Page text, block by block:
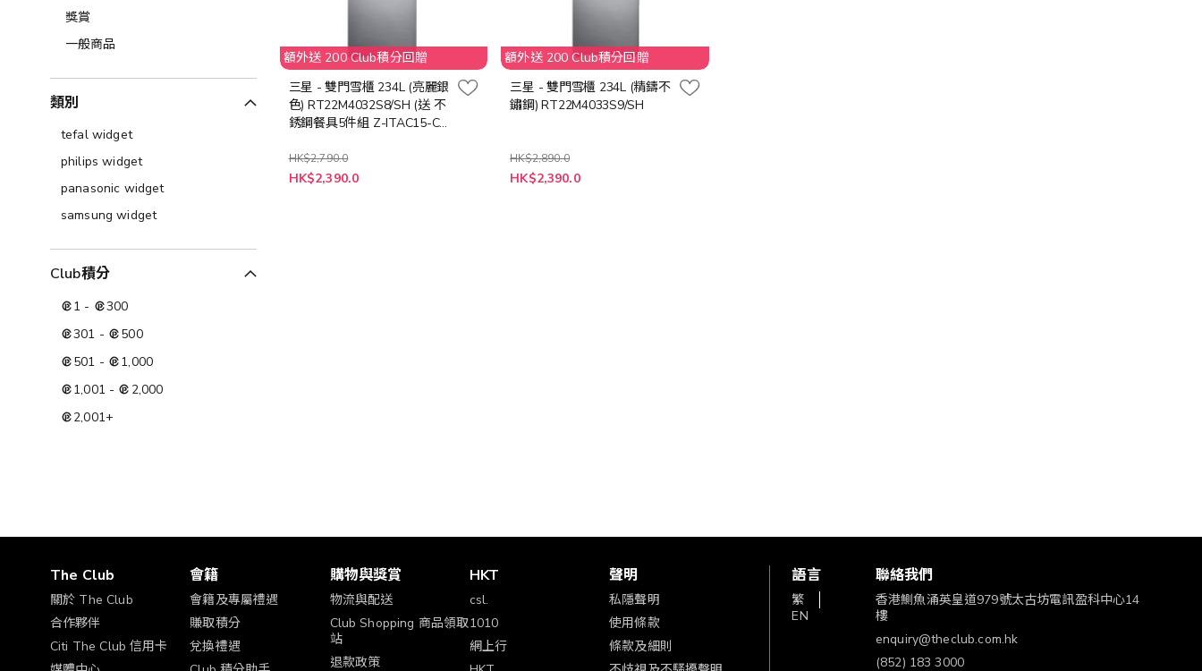
額外送 200 Club積分回贈
三星 - 雙門雪櫃 234L (亮麗銀
色) RT22M4032S8/SH (送 不
銹鋼餐具5件組 Z-ITAC15-C
HK$2,790.0
HK$2,390.0
額外送 200 Club積分回贈
三星 - 雙門雪櫃 234L (精鑄不
鏽鋼) RT22M4033S9/SH
HK$2,890.0
HK$2,390.0
獎賞
一般商品
類別
tefal widget
philips widget
panasonic widget
samsung widget
Club積分
1 -
300
301 -
500
501 -
1,000
1,001 -
2,000
2,001+
The Club
關於 The Club
合作夥伴
Citi The Club 信用卡
會籍
會籍及專屬禮遇
賺取積分
兌換禮遇
購物與獎賞
物流與配送
Club Shopping 商品領取
站
退款政策
HKT
csl.
1010
網上行
聲明
私隱聲明
使用條款
條款及細則
語言
繁
EN
聯絡我們
香港鰂魚涌英皇道979號太古坊電訊盈科中心14
樓
enquiry@theclub.com.hk
(852) 183 3000